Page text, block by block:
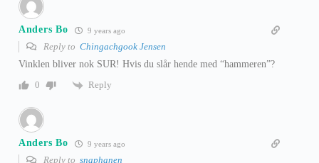
Anders Bo 9 years ago
Reply to Chingachgook Jensen
Vinklen bliver nok SUR! Hvis du slår hende med “hammeren”?
0
Reply
Anders Bo 9 years ago
Reply to snaphanen